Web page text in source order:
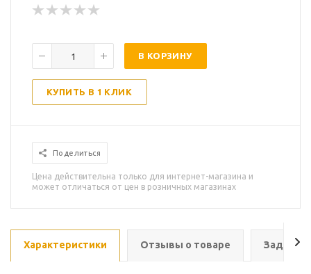
В КОРЗИНУ
КУПИТЬ В 1 КЛИК
Поделиться
Цена действительна только для интернет-магазина и
может отличаться от цен в розничных магазинах
Характеристики Отзывы о товаре Задать